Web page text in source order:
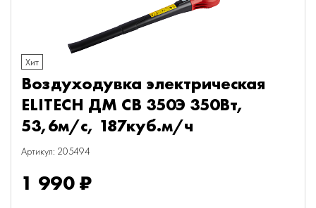
Хит
Воздуходувка электрическая
ELITECH ДМ СВ 350Э 350Вт,
53,6м/с, 187куб.м/ч
Артикул: 205494
1 990 ₽